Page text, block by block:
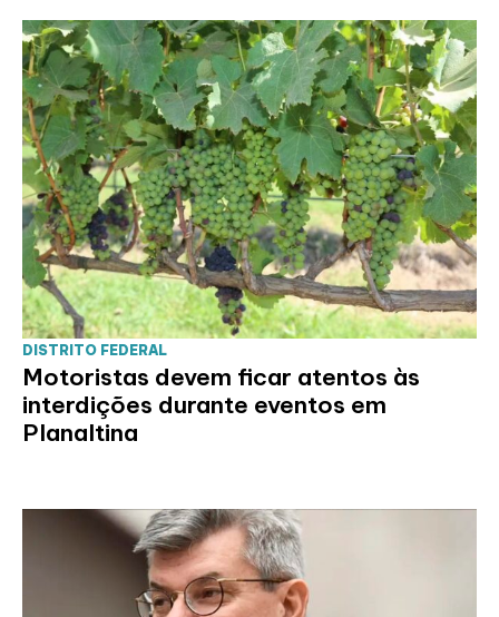
DISTRITO FEDERAL
Motoristas devem ficar atentos às
interdições durante eventos em
Planaltina